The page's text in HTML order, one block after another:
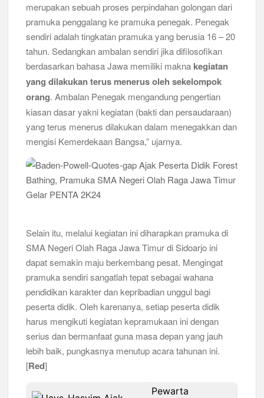
merupakan sebuah proses perpindahan golongan dari
pramuka penggalang ke pramuka penegak. Penegak
sendiri adalah tingkatan pramuka yang berusia 16 – 20
tahun. Sedangkan ambalan sendiri jika difilosofikan
berdasarkan bahasa Jawa memiliki makna kegiatan
yang dilakukan terus menerus oleh sekelompok
orang. Ambalan Penegak mengandung pengertian
kiasan dasar yakni kegiatan (bakti dan persaudaraan)
yang terus menerus dilakukan dalam menegakkan dan
mengisi Kemerdekaan Bangsa,” ujarnya.
Selain itu, melalui kegiatan ini diharapkan pramuka di
SMA Negeri Olah Raga Jawa Timur di Sidoarjo ini
dapat semakin maju berkembang pesat. Mengingat
pramuka sendiri sangatlah tepat sebagai wahana
pendidikan karakter dan kepribadian unggul bagi
peserta didik. Oleh karenanya, setiap peserta didik
harus mengikuti kegiatan kepramukaan ini dengan
serius dan bermanfaat guna masa depan yang jauh
lebih baik, pungkasnya menutup acara tahunan ini.
[Red]
Pewarta